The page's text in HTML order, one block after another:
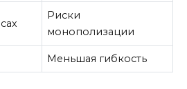
Риски
монополизации
Меньшая гибкость